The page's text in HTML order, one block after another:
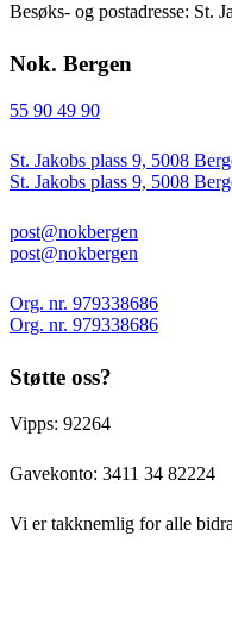
Besøks- og postadresse: St.
Nok. Bergen
55 90 49 90
St. Jakobs plass 9, 5008
St. Jakobs plass 9, 5008
post@nokbergen
post@nokbergen
Org. nr. 979338686
Org. nr. 979338686
Støtte oss?
Vipps: 92264
Gavekonto: 3411 34 82224
Vi er takknemlig for alle